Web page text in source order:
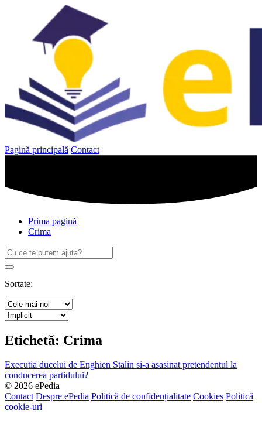
Pagină principală Contact
Prima pagină
Crima
Caută
după:
Search
Sortate:
Etichetă: Crima
Executia ducelui de Enghien Stalin si-a asasinat pretendentul la
conducerea partidului?
© 2026 ePedia
Contact Despre ePedia Politică de confidențialitate Cookies Politică
cookie-uri